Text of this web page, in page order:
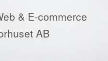
& E-commerce
AB